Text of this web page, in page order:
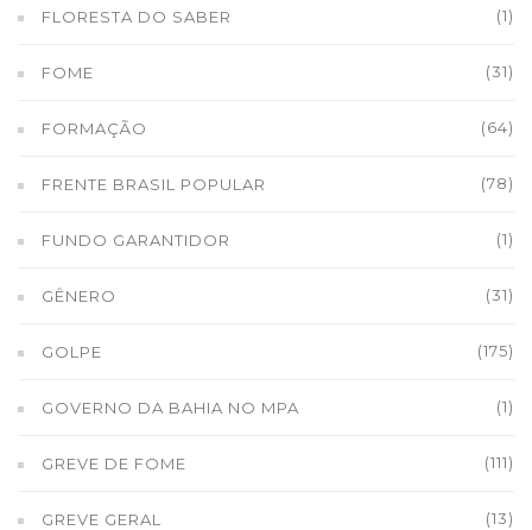
FLORESTA DO SABER (1)
FOME (31)
FORMAÇÃO (64)
FRENTE BRASIL POPULAR (78)
FUNDO GARANTIDOR (1)
GÊNERO (31)
GOLPE (175)
GOVERNO DA BAHIA NO MPA (1)
GREVE DE FOME (111)
GREVE GERAL (13)